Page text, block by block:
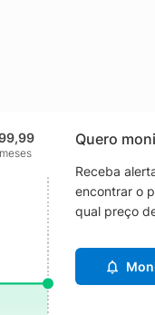
Quero
Receba
encontrar o
qual preço